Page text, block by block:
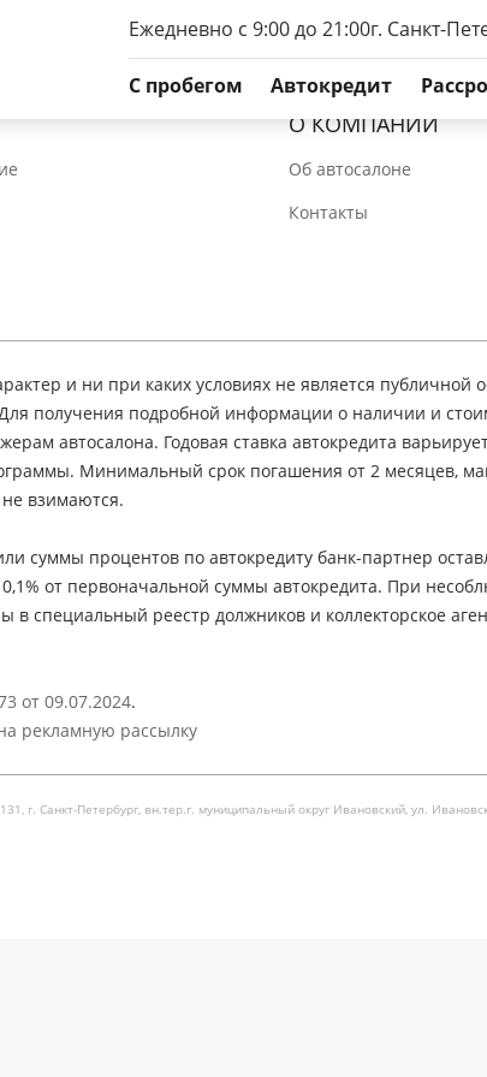
Ежедневно с 9:00 до 21:00г. Санкт-
C пробегом Автокредит
О КОМПАНИИ
Об автосалоне
Контакты
и ни при каких условиях не является публичной
получения подробной информации о наличии и
автосалона. Годовая ставка автокредита
Минимальный срок погашения от 2 месяцев,
взимаются.
суммы процентов по автокредиту банк-партнер
от первоначальной суммы автокредита. При
специальный реестр должников и коллекторское
от 09.07.2024.
рекламную рассылку
Санкт-Петербург, вн.тер.г. муниципальный округ Ивановский, ул.